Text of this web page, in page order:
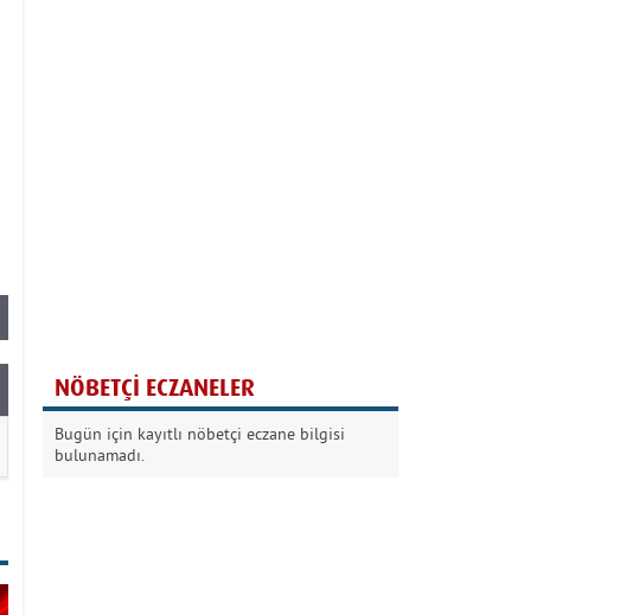
Kurban Bayramında
Dikkat!
NÖBETÇİ ECZANELER
Bugün için kayıtlı nöbetçi eczane bilgisi
bulunamadı.